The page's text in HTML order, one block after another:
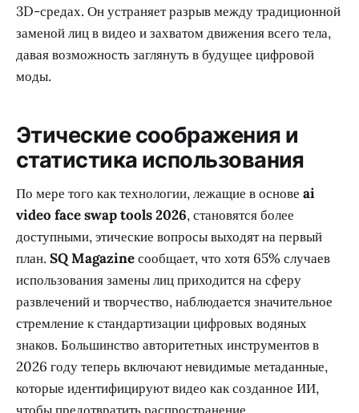
3D-средах. Он устраняет разрыв между традиционной
заменой лиц в видео и захватом движения всего тела,
давая возможность заглянуть в будущее цифровой
моды.
Этические соображения и
статистика использования
По мере того как технологии, лежащие в основе ai
video face swap tools 2026, становятся более
доступными, этические вопросы выходят на первый
план. SQ Magazineсообщает, что хотя 65% случаев
использования замены лиц приходится на сферу
развлечений и творчество, наблюдается значительное
стремление к стандартизации цифровых водяных
знаков. Большинство авторитетных инструментов в
2026 году теперь включают невидимые метаданные,
которые идентифицируют видео как созданное ИИ,